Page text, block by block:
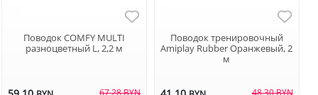
Поводок COMFY MULTI
разноцветный L, 2,2 м
67.28 BYN
Поводок тренировочный
Аmiplay Rubber Оранжевый, 2
м
48.30 BYN